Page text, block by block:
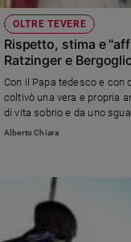
Società
e
valori
Ambiente
e
Creato
Aziende
valore
OLTRE TEVERE
Rispetto, stima e
Ratzinger e
Con il Papa tedesco e con
coltivò una vera e propria
di vita sobrio e da uno
Alberto Chiara